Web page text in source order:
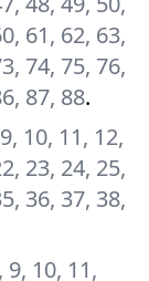
61, 62, 63,
74, 75, 76,
87, 88.
10, 11, 12,
23, 24, 25,
36, 37, 38,
9, 10, 11,